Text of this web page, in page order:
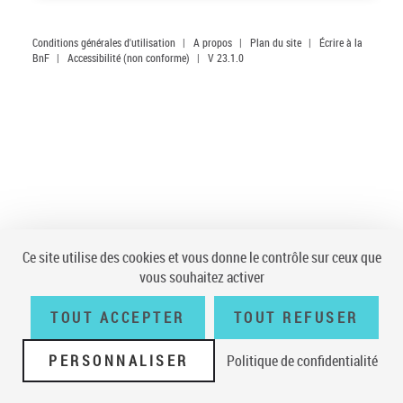
Conditions générales d'utilisation | A propos | Plan du site |
Écrire à la
BnF | Accessibilité (non conforme) | V 23.1.0
Ce site utilise des cookies et vous donne le contrôle sur ceux que
vous souhaitez activer
TOUT ACCEPTER TOUT REFUSER
PERSONNALISER Politique de confidentialité